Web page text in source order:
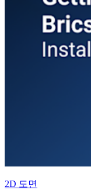
2D 도면